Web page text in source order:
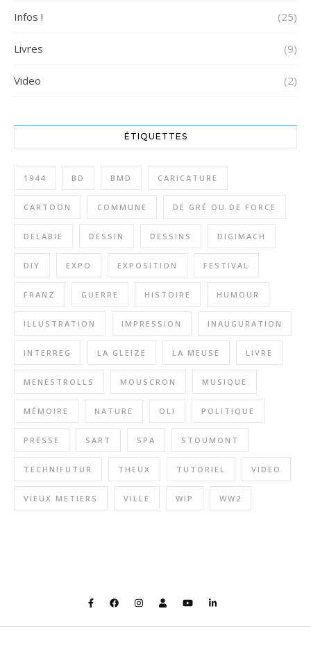
Infos ! (25)
Livres (9)
Video (2)
ÉTIQUETTES
1944 BD BMD CARICATURE
CARTOON COMMUNE DE GRÉ OU DE FORCE
DELABIE DESSIN DESSINS DIGIMACH
DIY EXPO EXPOSITION FESTIVAL
FRANZ GUERRE HISTOIRE HUMOUR
ILLUSTRATION IMPRESSION INAUGURATION
INTERREG LA GLEIZE LA MEUSE LIVRE
MENESTROLLS MOUSCRON MUSIQUE
MÉMOIRE NATURE OLI POLITIQUE
PRESSE SART SPA STOUMONT
TECHNIFUTUR THEUX TUTORIEL VIDEO
VIEUX METIERS VILLE WIP WW2